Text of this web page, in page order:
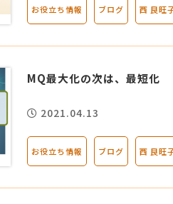
お役立ち情報 ブログ 西 良旺
MQ最大化の次は、最短化
2021.04.13
お役立ち情報 ブログ 西 良旺